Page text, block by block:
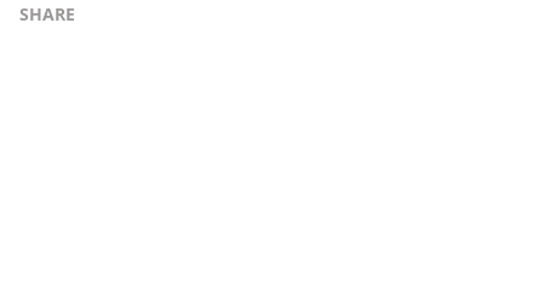
SHARE